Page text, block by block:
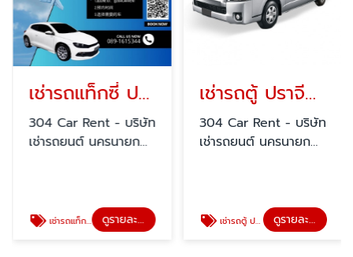
เช่ารถแท็กซี่ ปราจีนบุรี
304 Car Rent - บริษัท
เช่ารถยนต์ นครนายก
เช่ารถแท็กซี่ ปราจีนบุรี ดูรายละเอียด
เช่ารถตู้ ปราจีนบุรี
304 Car Rent - บริษัท
เช่ารถยนต์ นครนายก
เช่ารถตู้ ปราจีนบุรี ดูรายละเอียด